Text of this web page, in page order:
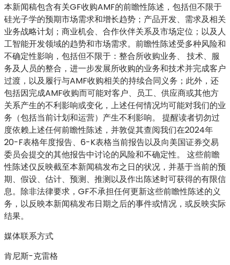
本新闻稿包含有关GF收购AMF的前瞻性陈述，包括但不限于
硅光子学的预期市场需求和增长趋势；产品开发、需求及相关
业务战略计划；商业机会、合作伙伴关系及市场定位；以及人
工智能开发领域的趋势和市场需求。前瞻性陈述受多种风险和
不确定性影响，包括但不限于：整合所收购业务、 技术、服
务及人员的整合，进一步发展所收购的业务和技术并完成客户
过渡，以及履行与AMF收购相关的持续合同义务；此外，还
包括因完成AMF收购而可能对客户、员工、供应商或其他方
关系产生的不利影响或变化，上述任何情况均可能对我们的业
务（包括当前计划和运营）产生不利影响。 提醒读者切勿过
度依赖上述任何前瞻性陈述，并敦促其查阅我们在2024年
20-F表格年度报告、6-K表格当前报告以及向美国证券交易
委员会提交的其他报告中讨论的风险和不确定性。 这些前瞻
性陈述仅反映截至本新闻稿发布之日的状况，并基于当前的预
期、假设、估计、预测、推测以及作出陈述时可获得的有限信
息。除非法律要求，GF不承担任何更新这些前瞻性陈述的义
务，以反映本新闻稿发布日期之后的事件或情况，或反映实际
结果。
媒体联系方式
肯尼斯-克雷格